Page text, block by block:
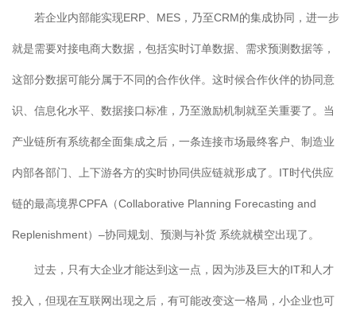
若企业内部能实现ERP、MES，乃至CRM的集成协同，进一步
就是需要对接电商大数据，包括实时订单数据、需求预测数据等，
这部分数据可能分属于不同的合作伙伴。这时候合作伙伴的协同意
识、信息化水平、数据接口标准，乃至激励机制就至关重要了。当
产业链所有系统都全面集成之后，一条连接市场最终客户、制造业
内部各部门、上下游各方的实时协同供应链就形成了。IT时代供应
链的最高境界CPFA（Collaborative Planning Forecasting and
Replenishment）–协同规划、预测与补货 系统就横空出现了。
过去，只有大企业才能达到这一点，因为涉及巨大的IT和人才
投入，但现在互联网出现之后，有可能改变这一格局，小企业也可